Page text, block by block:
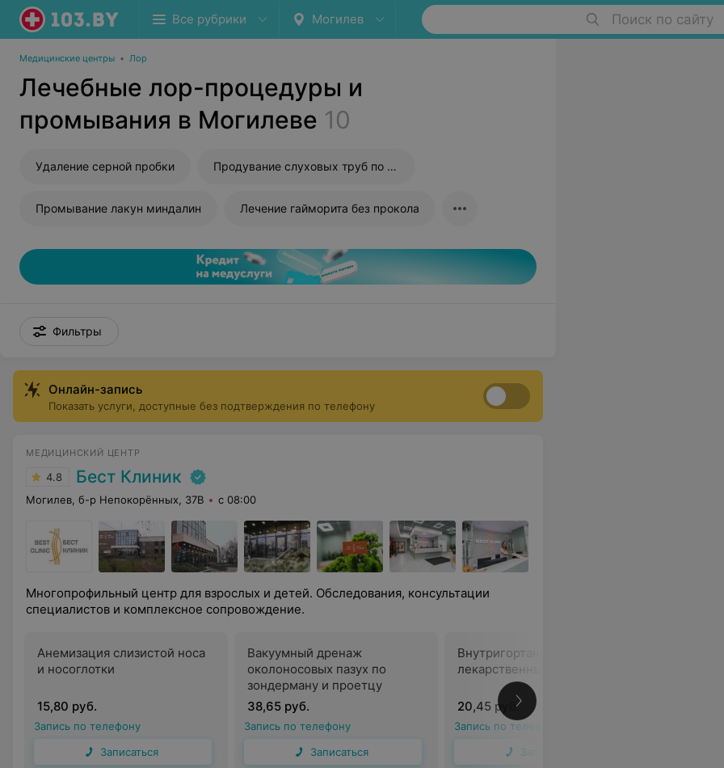
Все рубрики Могилев Поиск по сайту
Медицинские центры • Лор
Лечебные лор-процедуры и
промывания в Могилеве 10
Удаление серной пробки Продувание слуховых труб по Политцеру
Промывание лакун миндалин Лечение гайморита без прокола
Фильтры
Онлайн-запись
Показать услуги, доступные без подтверждения по телефону
МЕДИЦИНСКИЙ ЦЕНТР
4.8 Бест Клиник
Могилев, б-р Непокорённых, 37В с 08:00
Многопрофильный центр для взрослых и детей. Обследования, консультации
специалистов и комплексное сопровождение.
Анемизация слизистой носа
и носоглотки
15,80 руб.
Запись по телефону
Записаться
Вакуумный дренаж
околоносовых пазух по
зондерману и проетцу
38,65 руб.
Запись по телефону
Записаться
Внутригортанное вливание
лекарственных средств
20,45 руб.
Запись по телефону
Записаться